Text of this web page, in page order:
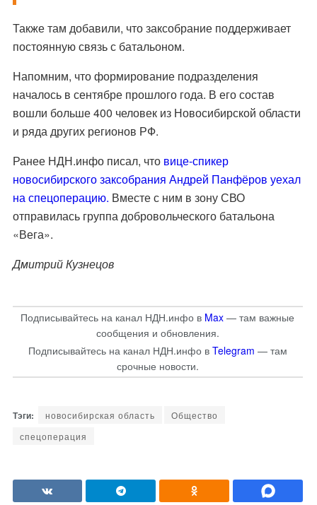
Также там добавили, что заксобрание поддерживает
постоянную связь с батальоном.
Напомним, что формирование подразделения
началось в сентябре прошлого года. В его состав
вошли больше 400 человек из Новосибирской области
и ряда других регионов РФ.
Ранее НДН.инфо писал, чтовице-спикер
новосибирского заксобрания Андрей Панфёров уехал
на спецоперацию. Вместе с ним в зону СВО
отправилась группа добровольческого батальона
«Вега».
Дмитрий Кузнецов
Подписывайтесь на канал НДН.инфо в Max — там важные
сообщения и обновления.
Подписывайтесь на канал НДН.инфо в Telegram — там
срочные новости.
новосибирская область
Общество
спецоперация